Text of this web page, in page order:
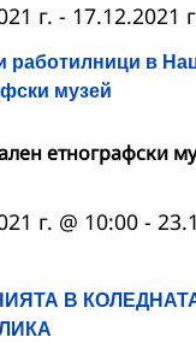
работилници в
музей
г. - 17.12.2021
етнографски
В
г. @ 10:00 -